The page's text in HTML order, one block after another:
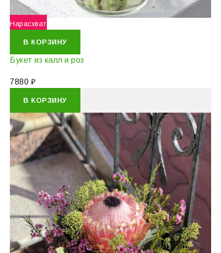
Нарасхват
В КОРЗИНУ
Букет из калл и роз
7880 ₽
В КОРЗИНУ